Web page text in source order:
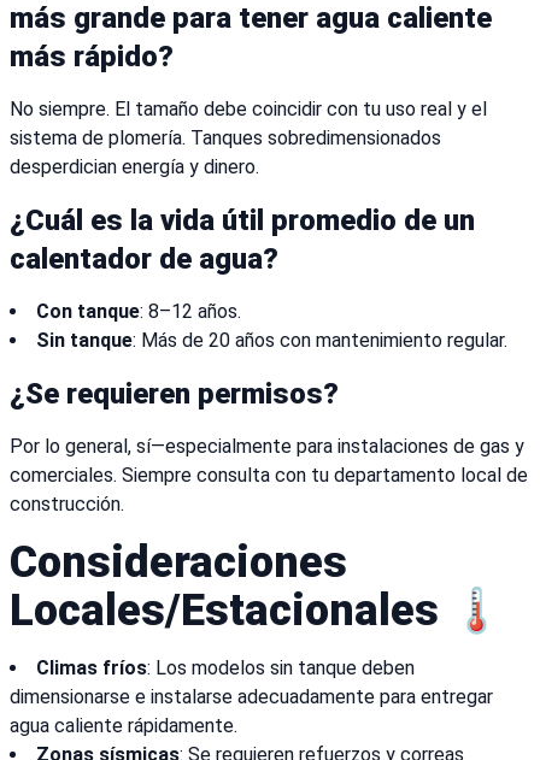
más grande para tener agua caliente
más rápido?
No siempre. El tamaño debe coincidir con tu uso real y el
sistema de plomería. Tanques sobredimensionados
desperdician energía y dinero.
¿Cuál es la vida útil promedio de un
calentador de agua?
Con tanque: 8–12 años.
Sin tanque: Más de 20 años con mantenimiento regular.
¿Se requieren permisos?
Por lo general, sí—especialmente para instalaciones de gas y
comerciales. Siempre consulta con tu departamento local de
construcción.
Consideraciones
Locales/Estacionales 🌡️
Climas fríos: Los modelos sin tanque deben
dimensionarse e instalarse adecuadamente para entregar
agua caliente rápidamente.
Zonas sísmicas: Se requieren refuerzos y correas